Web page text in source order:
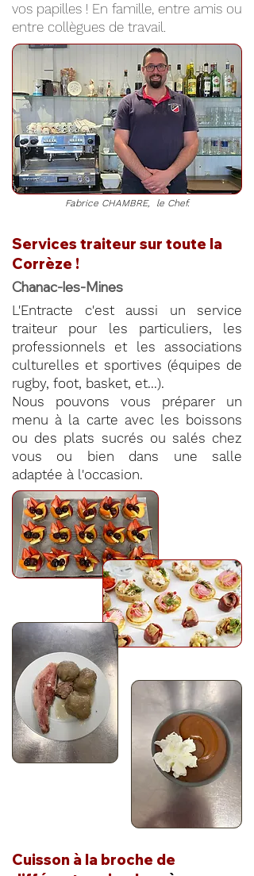
vos papilles ! En famille, entre amis ou
entre collègues de travail.
Fabrice CHAMBRE, le Chef.
Services traiteur sur toute la
Corrèze !
Chanac-les-Mines
L'Entracte c'est aussi un service
traiteur pour les particuliers, les
professionnels et les associations
culturelles et sportives (équipes de
rugby, foot, basket, et...).
Nous pouvons vous préparer un
menu à la carte avec les boissons
ou des plats sucrés ou salés chez
vous ou bien dans une salle
adaptée à l'occasion.
Cuisson à la broche de